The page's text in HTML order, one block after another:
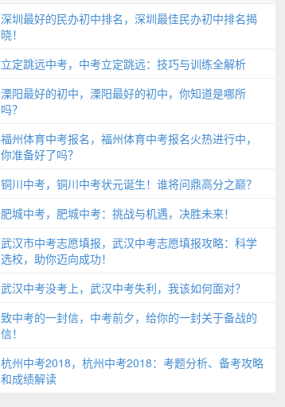
深圳最好的民办初中排名，深圳最佳民办初中排名揭
晓！
立定跳远中考，中考立定跳远：技巧与训练全解析
溧阳最好的初中，溧阳最好的初中，你知道是哪所
吗？
福州体育中考报名，福州体育中考报名火热进行中，
你准备好了吗？
铜川中考，铜川中考状元诞生！谁将问鼎高分之巅？
肥城中考，肥城中考：挑战与机遇，决胜未来！
武汉市中考志愿填报，武汉中考志愿填报攻略：科学
选校，助你迈向成功！
武汉中考没考上，武汉中考失利，我该如何面对？
致中考的一封信，中考前夕，给你的一封关于备战的
信！
杭州中考2018，杭州中考2018：考题分析、备考攻略
和成绩解读